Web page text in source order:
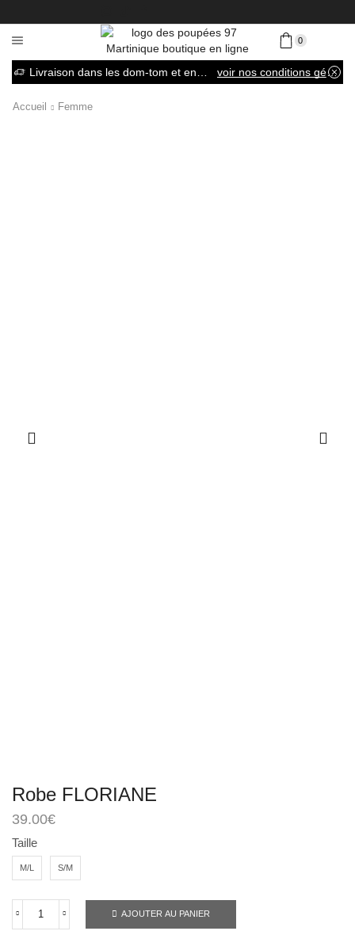
0
voir nos conditions générales de vente
Accueil Femme
Robe FLORIANE
39.00€
Taille
M/L S/M
AJOUTER AU PANIER